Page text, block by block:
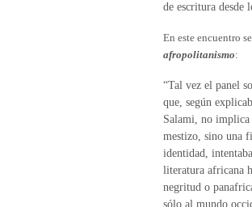
de escritura desde
En este encuentro
afropolitanismo:
“Tal vez el panel
que, según
Salami, no implica
mestizo, sino una
identidad,
literatura africana
negritud o
sólo al mundo